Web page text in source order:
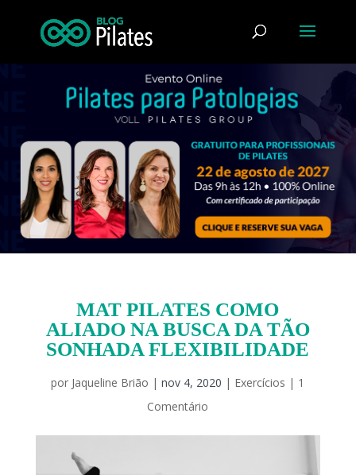
MAT PILATES COMO
ALIADO NA BUSCA DA TÃO
SONHADA FLEXIBILIDADE
por Jaqueline Brião |nov 4, 2020 | Exercícios | 1
Comentário